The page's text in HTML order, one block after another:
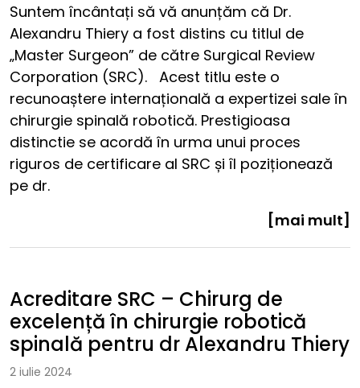
Suntem încântați să vă anunțăm că Dr.
Alexandru Thiery a fost distins cu titlul de
„Master Surgeon” de către Surgical Review
Corporation (SRC). Acest titlu este o
recunoaștere internațională a expertizei sale în
chirurgie spinală robotică. Prestigioasa
distinctie se acordă în urma unui proces
riguros de certificare al SRC și îl poziționează
pe dr.
[mai mult]
Acreditare SRC – Chirurg de
excelență în chirurgie robotică
spinală pentru dr Alexandru Thiery
2 iulie 2024